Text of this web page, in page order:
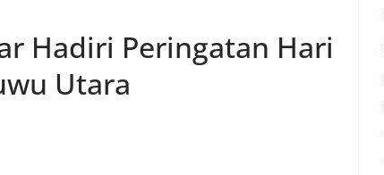
Hadiri Peringatan Hari
Utara